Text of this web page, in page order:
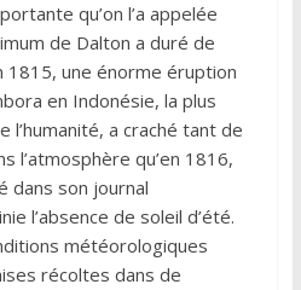
qu’on l’a appelée
de Dalton a duré de
1815, une énorme éruption
en Indonésie, la plus
l’humanité, a craché tant de
l’atmosphère qu’en 1816,
dans son journal
l’absence de soleil d’été.
météorologiques
récoltes dans de